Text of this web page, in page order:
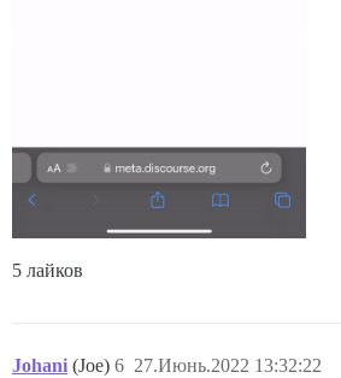
5 лайков
Johani (Joe) 27.Июнь.2022 13:32:22
6